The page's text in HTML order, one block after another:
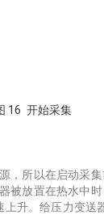
16 开始采集
，所以在启动采
被放置在热水中时
上升。给压力变送